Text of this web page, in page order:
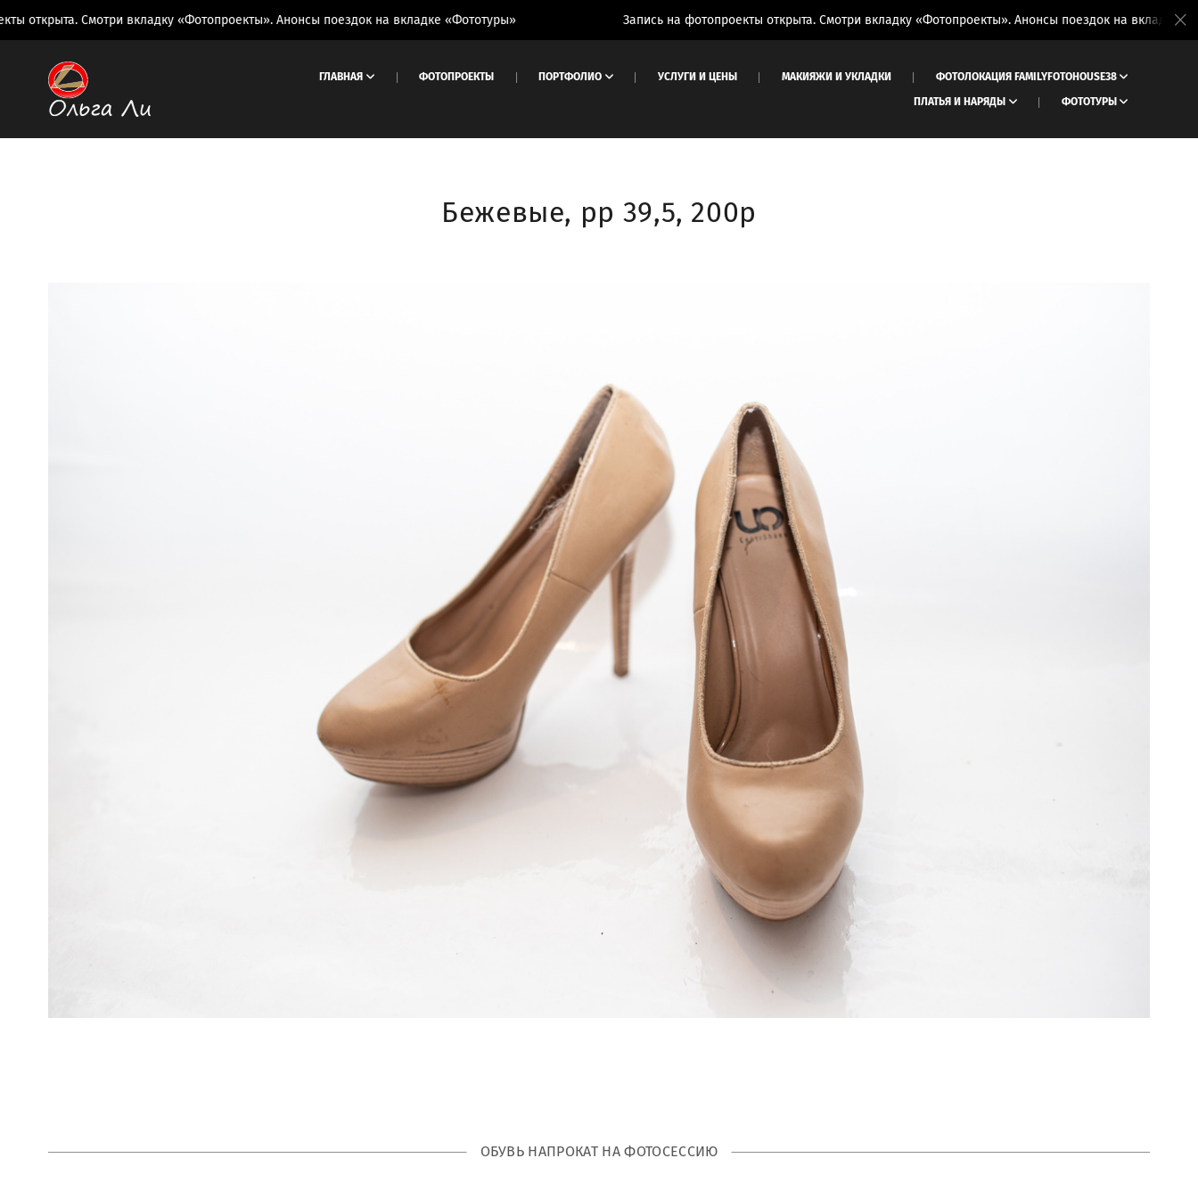
ГЛАВНАЯ ФОТОПРОЕКТЫ ПОРТФОЛИО УСЛУГИ И ЦЕНЫ МАКИЯЖИ И УКЛАДКИ
ФОТОЛОКАЦИЯ FAMILYFOTOHOUSE38
ПЛАТЬЯ И НАРЯДЫ
ФОТОТУРЫ
Бежевые, рр 39,5, 200р
ОБУВЬ НАПРОКАТ НА ФОТОСЕССИЮ
Смотри вкладку «Фотопроекты». Анонсы поездок на вкладке «Фототуры» Запись на фотопроекты открыта. Смотри вкладку «Фотопроекты». Анонсы поездок на вкладке